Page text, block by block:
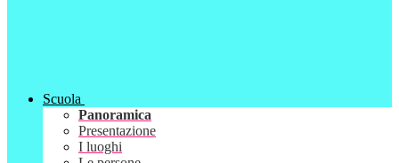
Scuola
Panoramica
Presentazione
I luoghi